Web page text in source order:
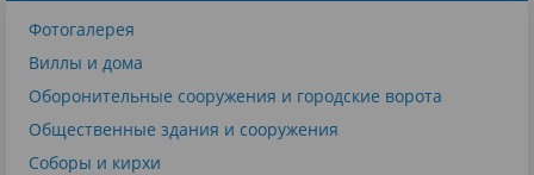
Фотогалерея
Виллы и дома
Оборонительные сооружения и городские ворота
Общественные здания и сооружения
Соборы и кирхи